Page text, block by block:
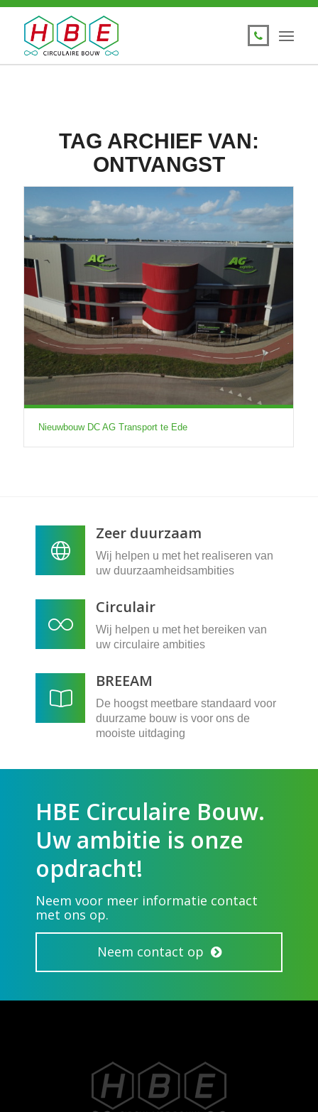
TAG ARCHIEF VAN:
ONTVANGST
Nieuwbouw DC AG Transport te Ede
Zeer duurzaam
Wij helpen u met het realiseren van
uw duurzaamheidsambities
Circulair
Wij helpen u met het bereiken van
uw circulaire ambities
BREEAM
De hoogst meetbare standaard voor
duurzame bouw is voor ons de
mooiste uitdaging
HBE Circulaire Bouw.
Uw ambitie is onze
opdracht!
Neem voor meer informatie contact
met ons op.
Neem contact op